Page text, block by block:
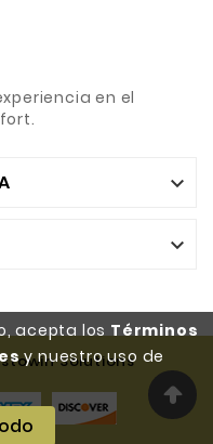
acepta losTérminos
y nuestro uso de
en el


Solutions